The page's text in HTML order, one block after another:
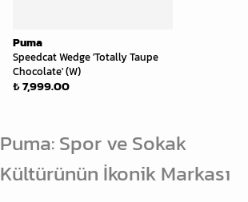
Puma
Speedcat Wedge 'Totally Taupe
Chocolate' (W)
₺ 7,999.00
Puma: Spor ve Sokak
Kültürünün İkonik Markası